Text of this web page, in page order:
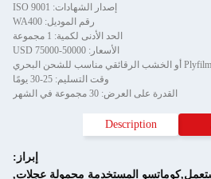
إصدار الشهادات: ISO 9001
رقم الموديل: WA400
الحد الأدنى لكمية: 1 مجموعة
الأسعار: 50000-75000 USD
وقت التسليم: 25-30 يومًا
القدرة على العرض: 30 مجموعة في الشهر
Description
إبراز:
,